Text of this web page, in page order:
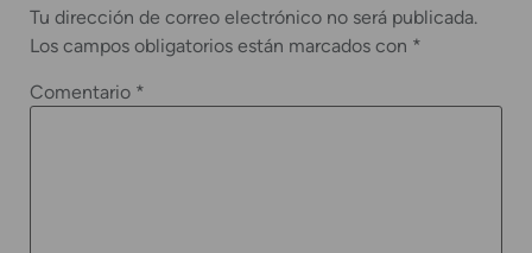
Tu dirección de correo electrónico no será publicada.
Los campos obligatorios están marcados con *
Comentario *